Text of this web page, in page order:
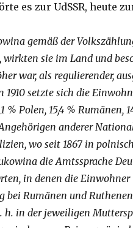
es zur UdSSR, heute
gemäß der
sie im Land und
war, als regulierender,
1910 setzte sich die
% Polen, 15,4 % Rumänen,
anderer
wo seit 1867 in
die Amtssprache
in denen die
Rumänen und
h. in der jeweiligen